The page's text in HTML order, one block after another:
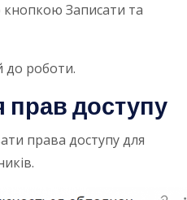
кнопкою Записати та
до роботи.
доступу
права доступу для